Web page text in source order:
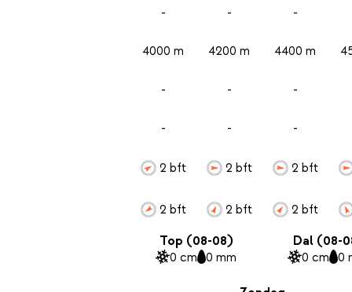
-
4000 m
-
-
2 bft
2 bft
-
4200 m
-
-
2 bft
2 bft
-
4400 m
-
-
2 bft
2 bft
Top (08-08)
0 cm 0 mm
Dal (08-
0 cm 0